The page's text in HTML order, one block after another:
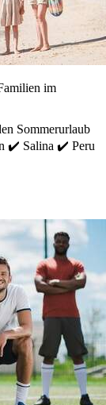
im
Sommerurlaub
✔️ Salina ✔️ Peru